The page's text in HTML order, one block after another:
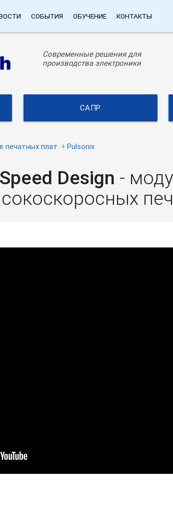
СОБЫТИЯ ОБУЧЕНИЕ КОНТАКТЫ
Современные решения для
производства электроники
САПР
печатных плат Pulsonix
Design -